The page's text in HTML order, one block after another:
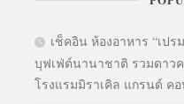
เช็คอิน ห้องอาหาร “เป
บุฟเฟ่ต์นานาชาติ รวมดาว
โรงแรมมิราเคิล แกรนด์ ค